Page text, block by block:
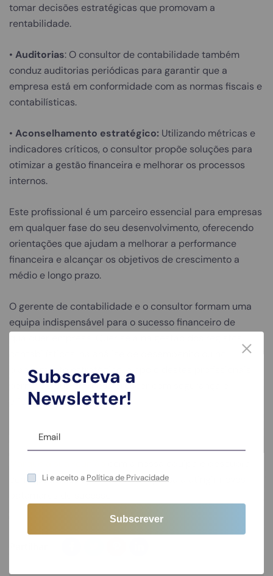
tomar decisões estratégicas que promovam a
rentabilidade.
• Auditorias: O consultor de contabilidade também
conduz auditorias periódicas para garantir que a
empresa está em conformidade com as normas fiscais e
contabilísticas.
• Aconselhamento estratégico: Utilizando métricas e
indicadores críticos, o consultor propõe soluções para
otimizar a gestão financeira e melhorar os processos
internos.
Este profissional é um parceiro essencial para empresas
em qualquer fase do seu desenvolvimento, oferecendo
orientações que ajudam a melhorar a performance
financeira e alcançar os objetivos de crescimento a
médio e longo prazo.
O gerente de contabilidade e o consultor formam uma
equipa indispensável para o sucesso financeiro de
planeamento estratégico, o apoio destes profissionais
permite à sua empresa crescer com segurança e
eficiência.
como podemos ajudar a sua empresa a atingir novos
Subscreva a
Newsletter!
Li e aceito a Política de Privacidade